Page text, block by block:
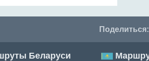
Поделиться:
Беларуси